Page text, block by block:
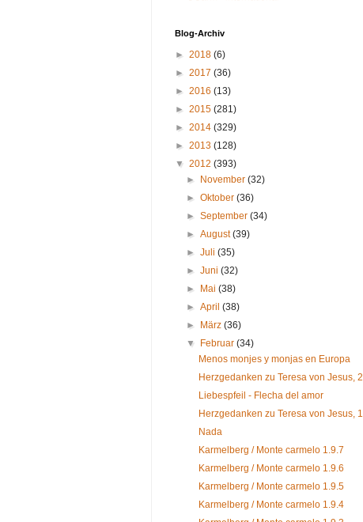
Blog-Archiv
► 2018 (6)
► 2017 (36)
► 2016 (13)
► 2015 (281)
► 2014 (329)
► 2013 (128)
▼ 2012 (393)
►
November(32)
►Oktober(36)
►September(34)
►August(39)
►Juli(35)
►Juni(32)
►
Mai(38)
►April(38)
►
März(36)
▼
Februar(34)
Menos monjes y monjas en Europa
Herzgedanken zu Teresa von Jesus, 2
Liebespfeil - Flecha del amor
Herzgedanken zu Teresa von Jesus, 1
Nada
Karmelberg / Monte carmelo 1.9.7
Karmelberg / Monte carmelo 1.9.6
Karmelberg / Monte carmelo 1.9.5
Karmelberg / Monte carmelo 1.9.4